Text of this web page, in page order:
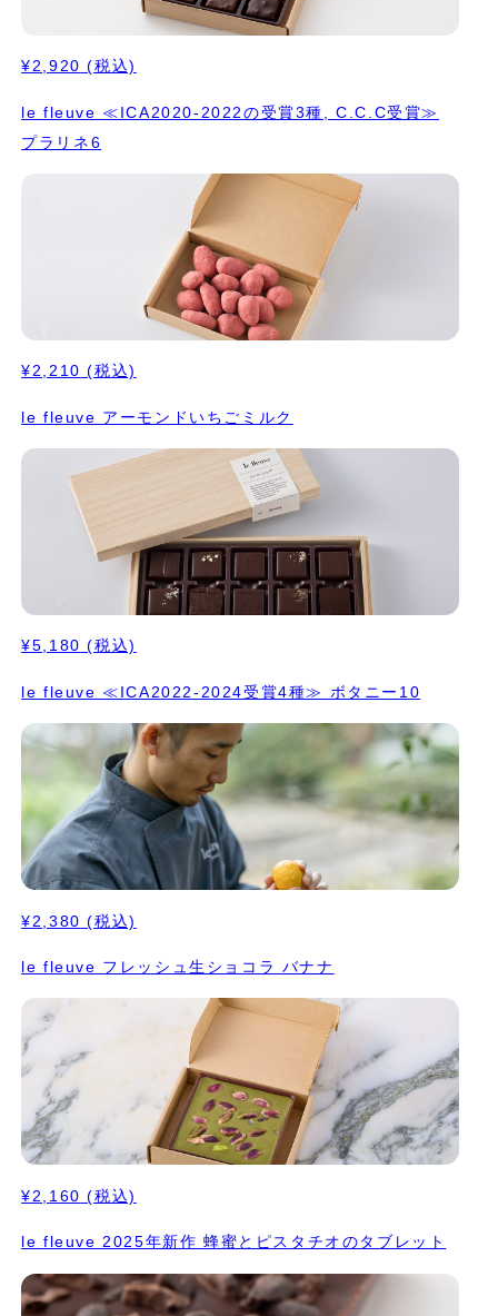
¥2,920 (税込)
le fleuve ≪ICA2020-2022の受賞3種, C.C.C受賞≫
プラリネ6
¥2,210 (税込)
le fleuve アーモンドいちごミルク
¥5,180 (税込)
le fleuve ≪ICA2022-2024受賞4種≫ ボタニー10
¥2,380 (税込)
le fleuve フレッシュ生ショコラ バナナ
¥2,160 (税込)
le fleuve 2025年新作 蜂蜜とピスタチオのタブレット